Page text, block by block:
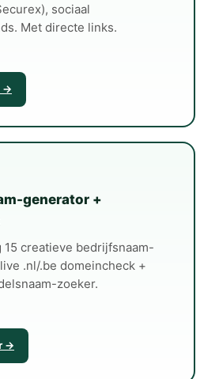
sociaal
Met directe links.
→
generator +
creatieve bedrijfsnaam-
.nl/.be domeincheck +
zoeker.
→